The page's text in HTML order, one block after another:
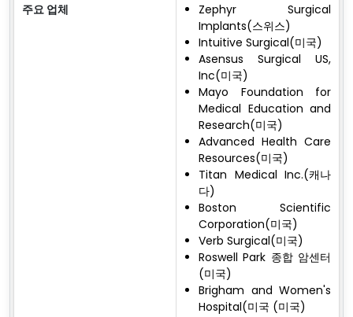
주요 업체
Zephyr Surgical
Implants(스위스)
Intuitive Surgical(미국)
Asensus Surgical US,
Inc(미국)
Mayo Foundation for
Medical Education and
Research(미국)
Advanced Health Care
Resources(미국)
Titan Medical Inc.(캐나
다)
Boston Scientific
Corporation(미국)
Verb Surgical(미국)
Roswell Park 종합 암센터
(미국)
Brigham and Women's
Hospital(미국 (미국)